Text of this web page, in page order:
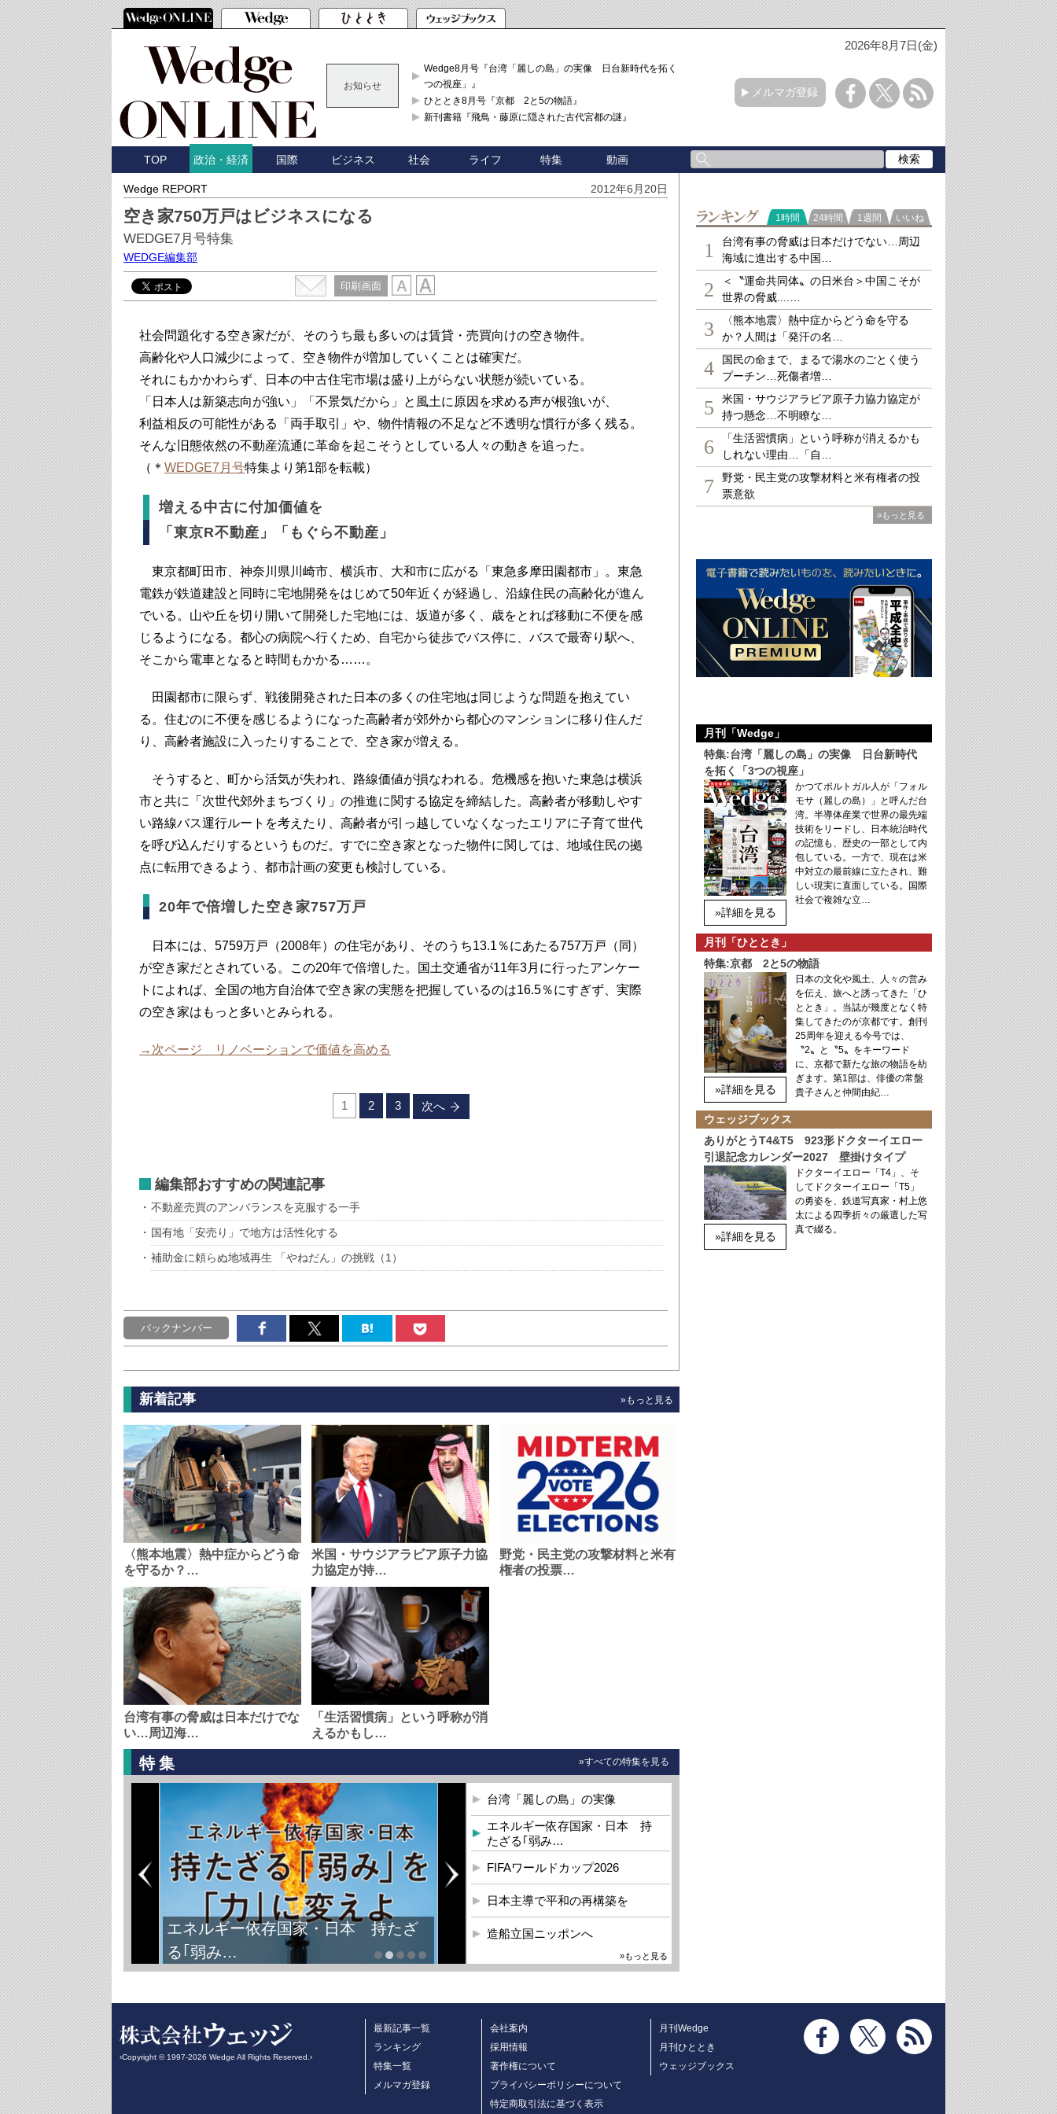
2026年8月7日(金)
お知らせ
Wedge8月号『台湾「麗しの島」の実像 日台新時代を拓く「3
つの視座」』
ひととき8月号『京都 2と5の物語』
新刊書籍『飛鳥・藤原に隠された古代宮都の謎』
メルマガ登録
TOP 政治・経済 国際 ビジネス 社会 ライフ 特集 動画
Wedge REPORT 2012年6月20日
空き家750万戸はビジネスになる
WEDGE7月号特集
WEDGE編集部
印刷画面
社会問題化する空き家だが、そのうち最も多いのは賃貸・売買向けの空き物件。
高齢化や人口減少によって、空き物件が増加していくことは確実だ。
それにもかかわらず、日本の中古住宅市場は盛り上がらない状態が続いている。
「日本人は新築志向が強い」「不景気だから」と風土に原因を求める声が根強いが、
利益相反の可能性がある「両手取引」や、物件情報の不足など不透明な慣行が多く残る。
そんな旧態依然の不動産流通に革命を起こそうとしている人々の動きを追った。
（＊ WEDGE7月号特集より第1部を転載）
増える中古に付加価値を
「東京R不動産」「もぐら不動産」
東京都町田市、神奈川県川崎市、横浜市、大和市に広がる「東急多摩田園都市」。東急
電鉄が鉄道建設と同時に宅地開発をはじめて50年近くが経過し、沿線住民の高齢化が進ん
でいる。山や丘を切り開いて開発した宅地には、坂道が多く、歳をとれば移動に不便を感
じるようになる。都心の病院へ行くため、自宅から徒歩でバス停に、バスで最寄り駅へ、
そこから電車となると時間もかかる……。
田園都市に限らず、戦後開発された日本の多くの住宅地は同じような問題を抱えてい
る。住むのに不便を感じるようになった高齢者が郊外から都心のマンションに移り住んだ
り、高齢者施設に入ったりすることで、空き家が増える。
そうすると、町から活気が失われ、路線価値が損なわれる。危機感を抱いた東急は横浜
市と共に「次世代郊外まちづくり」の推進に関する協定を締結した。高齢者が移動しやす
い路線バス運行ルートを考えたり、高齢者が引っ越していなくなったエリアに子育て世代
を呼び込んだりするというものだ。すでに空き家となった物件に関しては、地域住民の拠
点に転用できるよう、都市計画の変更も検討している。
20年で倍増した空き家757万戸
日本には、5759万戸（2008年）の住宅があり、そのうち13.1％にあたる757万戸（同）
が空き家だとされている。この20年で倍増した。国土交通省が11年3月に行ったアンケー
トによれば、全国の地方自治体で空き家の実態を把握しているのは16.5％にすぎず、実際
の空き家はもっと多いとみられる。
→次ページ リノベーションで価値を高める
1 2 3 次へ
編集部おすすめの関連記事
不動産売買のアンバランスを克服する一手
国有地「安売り」で地方は活性化する
補助金に頼らぬ地域再生 「やねだん」の挑戦（1）
バックナンバー
新着記事 »もっと見る
〈熊本地震〉熱中症からどう命
を守るか？…
米国・サウジアラビア原子力協
力協定が持…
野党・民主党の攻撃材料と米有
権者の投票…
台湾有事の脅威は日本だけでな
い…周辺海…
「生活習慣病」という呼称が消
えるかもし…
特集 »すべての特集を見る
エネルギー依存国家・日本 持たざ
る｢弱み…
台湾「麗しの島」の実像
エネルギー依存国家・日本 持
たざる｢弱み…
FIFAワールドカップ2026
日本主導で平和の再構築を
造船立国ニッポンへ
»もっと見る
ランキング
1時間 24時間 1週間 いいね
1
台湾有事の脅威は日本だけでない…周辺
海域に進出する中国…
2
＜〝運命共同体〟の日米台＞中国こそが
世界の脅威....…
3
〈熊本地震〉熱中症からどう命を守る
か？人間は「発汗の名…
4
国民の命まで、まるで湯水のごとく使う
プーチン…死傷者増…
5
米国・サウジアラビア原子力協力協定が
持つ懸念…不明瞭な…
6
「生活習慣病」という呼称が消えるかも
しれない理由…「自…
7
野党・民主党の攻撃材料と米有権者の投
票意欲
»もっと見る
月刊「Wedge」
特集:台湾「麗しの島」の実像 日台新時代
を拓く「3つの視座」
»詳細を見る
かつてポルトガル人が「フォル
モサ（麗しの島）」と呼んだ台
湾。半導体産業で世界の最先端
技術をリードし、日本統治時代
の記憶も、歴史の一部として内
包している。一方で、現在は米
中対立の最前線に立たされ、難
しい現実に直面している。国際
社会で複雑な立…
月刊「ひととき」
特集:京都 2と5の物語
»詳細を見る
日本の文化や風土、人々の営み
を伝え、旅へと誘ってきた「ひ
ととき」。当誌が幾度となく特
集してきたのが京都です。創刊
25周年を迎える今号では、
〝2〟と〝5〟をキーワード
に、京都で新たな旅の物語を紡
ぎます。第1部は、俳優の常盤
貴子さんと仲間由紀…
ウェッジブックス
ありがとうT4&T5 923形ドクターイエロー
引退記念カレンダー2027 壁掛けタイプ
»詳細を見る
ドクターイエロー「T4」、そ
してドクターイエロー「T5」
の勇姿を、鉄道写真家・村上悠
太による四季折々の厳選した写
真で綴る。
‹Copyright © 1997-2026 Wedge All Rights Reserved.›
最新記事一覧
ランキング
特集一覧
メルマガ登録
会社案内
採用情報
著作権について
プライバシーポリシーについて
特定商取引法に基づく表示
月刊Wedge
月刊ひととき
ウェッジブックス